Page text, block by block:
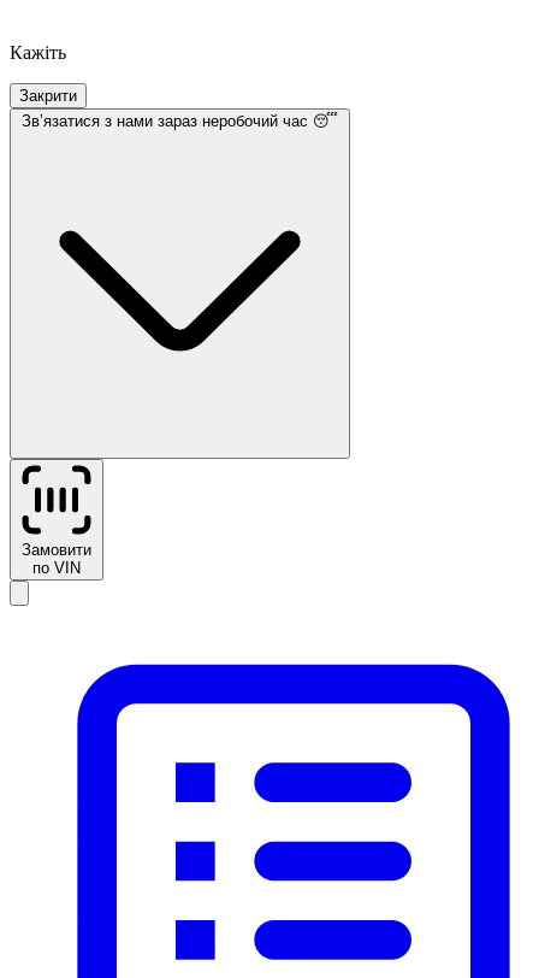
Кажіть
Закрити
Звʼязатися з нами зараз неробочий час 😴
Замовити
по VIN